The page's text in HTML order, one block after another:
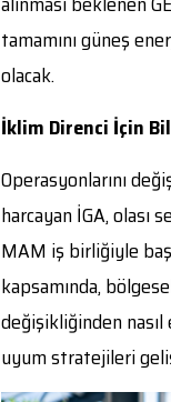
tamamını güneş
olacak.
İklim Direnci İçin
Operasyonlarını
harcayan İGA, olası
MAM iş birliğiyle
kapsamında,
değişikliğinden
uyum stratejileri